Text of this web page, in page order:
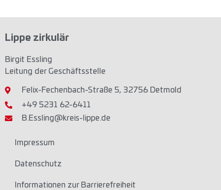
Lippe zirkulär
Birgit Essling
Leitung der Geschäftsstelle
Felix-Fechenbach-Straße 5, 32756 Detmold
+49 5231 62-6411
B.Essling@kreis-lippe.de
Impressum
Datenschutz
Informationen zur Barrierefreiheit